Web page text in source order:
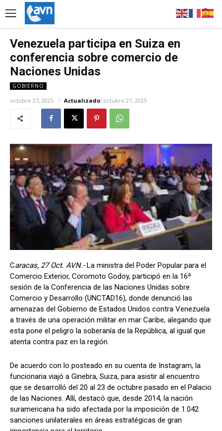
Venezuela participa en Suiza en
conferencia sobre comercio de
Naciones Unidas
GOBIERNO
octubre 27, 2025 Actualizado: octubre 27, 2025
Caracas, 27 Oct. AVN.-La ministra del Poder Popular para el
Comercio Exterior, Coromoto Godoy, participó en la 16ª
sesión de la Conferencia de las Naciones Unidas sobre
Comercio y Desarrollo (UNCTAD16), donde denunció las
amenazas del Gobierno de Estados Unidos contra Venezuela
a través de una operación militar en mar Caribe, alegando que
esta pone el peligro la soberanía de la República, al igual que
atenta contra paz en la región.
De acuerdo con lo posteado en su cuenta de Instagram, la
funcionaria viajó a Ginebra, Suiza, para asistir al encuentro
que se desarrolló del 20 al 23 de octubre pasado en el Palacio
de las Naciones. Allí, destacó que, desde 2014, la nación
suramericana ha sido afectada por la imposición de 1.042
sanciones unilaterales en áreas estratégicas de gran